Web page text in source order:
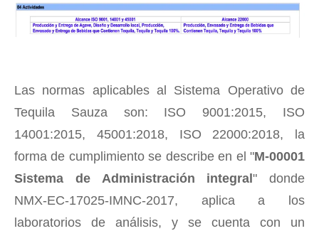
Las normas aplicables al Sistema Operativo de
Tequila Sauza son: ISO 9001:2015, ISO
14001:2015, 45001:2018, ISO 22000:2018, la
forma de cumplimiento se describe en el "M-00001
Sistema de Administración integral" donde
NMX-EC-17025-IMNC-2017, aplica a los
laboratorios de análisis, y se cuenta con un